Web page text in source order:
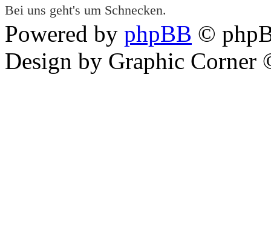
Bei uns geht's um Schnecken.
Powered by phpBB ©
Design by Graphic Corner